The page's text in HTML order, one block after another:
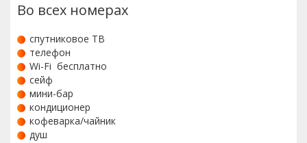
Во всех номерах
спутниковое ТВ
телефон
Wi-Fi бесплатно
сейф
мини-бар
кондиционер
кофеварка/чайник
душ